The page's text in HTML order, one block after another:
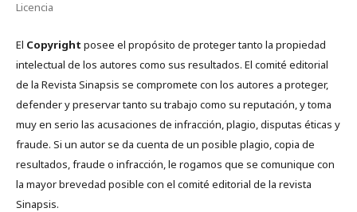
Licencia
El Copyright posee el propósito de proteger tanto la propiedad
intelectual de los autores como sus resultados. El comité editorial
de la Revista Sinapsis se compromete con los autores a proteger,
defender y preservar tanto su trabajo como su reputación, y toma
muy en serio las acusaciones de infracción, plagio, disputas éticas y
fraude. Si un autor se da cuenta de un posible plagio, copia de
resultados, fraude o infracción, le rogamos que se comunique con
la mayor brevedad posible con el comité editorial de la revista
Sinapsis.